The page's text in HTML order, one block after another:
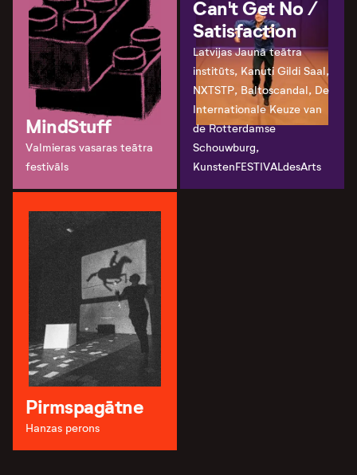
MindStuff
Valmieras vasaras teātra
festivāls
Can't Get No /
Satisfaction
Latvijas Jaunā teātra
institūts, Kanuti Gildi Saal,
NXTSTP, Baltoscandal, De
Internationale Keuze van
de Rotterdamse
Schouwburg,
KunstenFESTIVALdesArts
Pirmspagātne
Hanzas perons